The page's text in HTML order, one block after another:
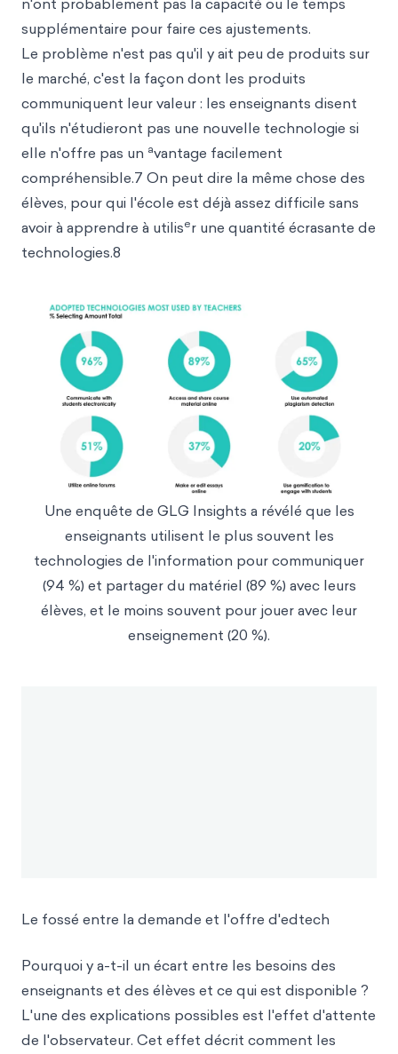
supplémentaire pour faire ces ajustements.
Le problème n'est pas qu'il y ait peu de produits sur
le marché, c'est la façon dont les produits
communiquent leur valeur : les enseignants disent
qu'ils n'étudieront pas une nouvelle technologie si
elle n'offre pas un avantage facilement
compréhensible.7 On peut dire la même chose des
élèves, pour qui l'école est déjà assez difficile sans
avoir à apprendre à utiliser une quantité écrasante de
technologies.8
Une enquête de GLG Insights a révélé que les
enseignants utilisent le plus souvent les
technologies de l'information pour communiquer
(94 %) et partager du matériel (89 %) avec leurs
élèves, et le moins souvent pour jouer avec leur
enseignement (20 %).
Le fossé entre la demande et l'offre d'edtech
Pourquoi y a-t-il un écart entre les besoins des
enseignants et des élèves et ce qui est disponible ?
L'une des explications possibles est l'effet d'attente
de l'observateur. Cet effet décrit comment les